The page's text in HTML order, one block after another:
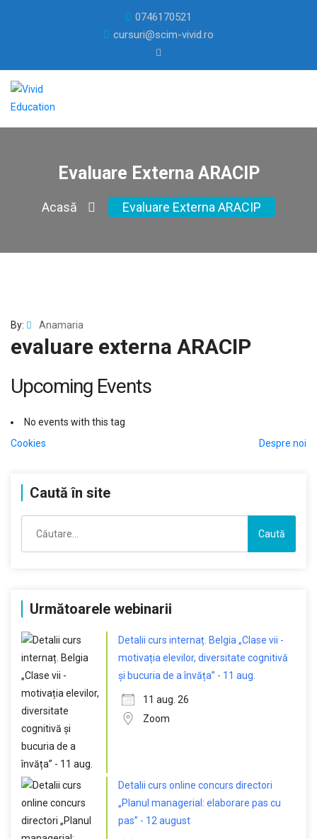
0746170521
cursuri@scim-vivid.ro
Evaluare Externa ARACIP
Acasă Evaluare Externa ARACIP
By: Anamaria
evaluare externa ARACIP
Upcoming Events
No events with this tag
Navigare
articole
Cookies Despre noi
Caută în site
după:
Următoarele webinarii
Detalii curs internaț. Belgia „Clase vii -
motivația elevilor, diversitate cognitivă
și bucuria de a învăța” - 11 aug.
11 aug. 26
Zoom
Detalii curs online concurs directori
„Planul managerial: elaborare pas cu
pas” - 12 august